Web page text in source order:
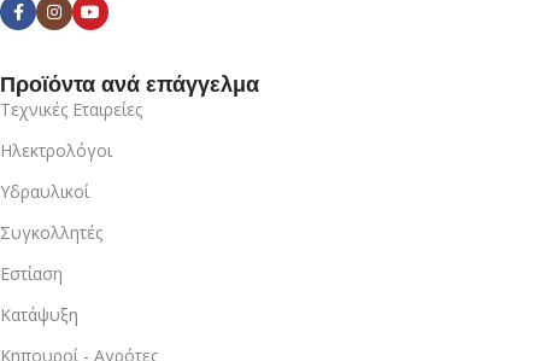
Προϊόντα ανά επάγγελμα
Τεχνικές Εταιρείες
Ηλεκτρολόγοι
Υδραυλικοί
Συγκολλητές
Εστίαση
Κατάψυξη
Κηπουροί - Αγρότες